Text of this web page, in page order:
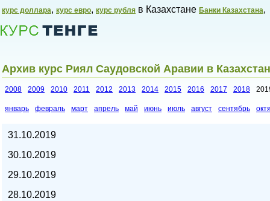
курс доллара, курс евро, курс рубля в Казахстане Банки Казахстана,
Курсы валют в Казахстане,
Архив курс Риял Саудовской Аравии в
2008 2009 2010 2011 2012 2013 2014 2015 2016 2017 2018
январь февраль март апрель май июнь июль август сентябрь
31.10.2019
30.10.2019
29.10.2019
28.10.2019